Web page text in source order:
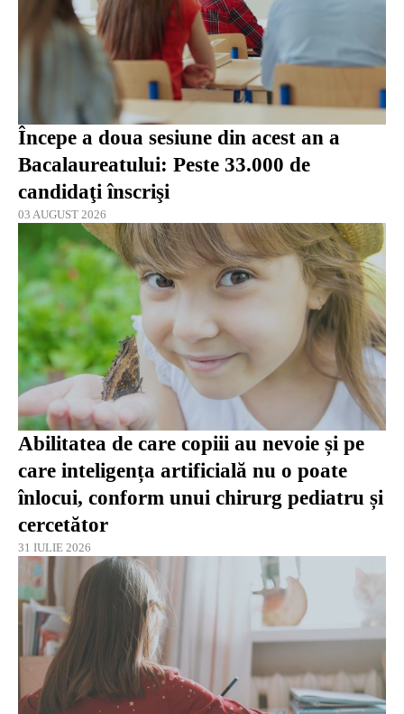
Începe a doua sesiune din acest an a
Bacalaureatului: Peste 33.000 de
candidaţi înscrişi
03 AUGUST 2026
Abilitatea de care copiii au nevoie și pe
care inteligența artificială nu o poate
înlocui, conform unui chirurg pediatru și
cercetător
31 IULIE 2026